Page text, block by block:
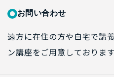
お問い合わせ
遠方に在住の方や自宅で講
ン講座をご用意しております